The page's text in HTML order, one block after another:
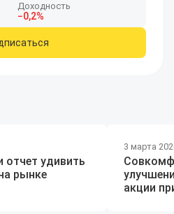
Доходность
−0,2%
удивить
рынке
3 марта
акции